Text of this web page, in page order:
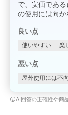
で、安価であ
の使用には向か
良い点
使いやすい 楽
悪い点
屋外使用には不
AI回答の正確性や商